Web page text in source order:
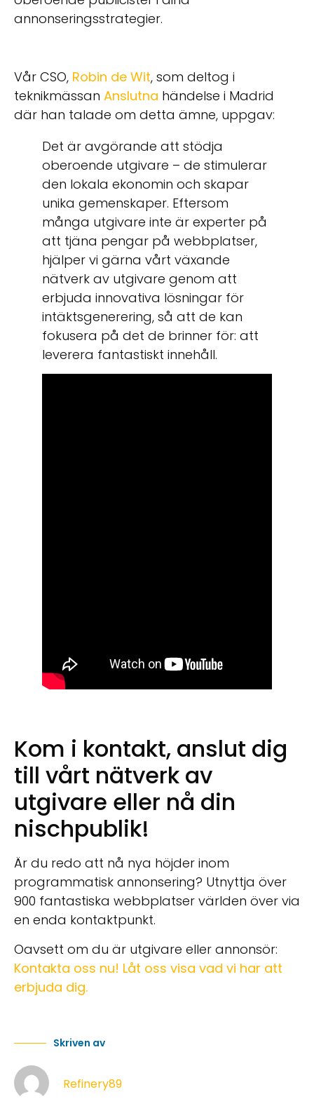
annonseringsstrategier.
Vår CSO, Robin de Wit, som deltog i
teknikmässan Anslutna händelse i Madrid
där han talade om detta ämne, uppgav:
Det är avgörande att stödja
oberoende utgivare – de stimulerar
den lokala ekonomin och skapar
unika gemenskaper. Eftersom
många utgivare inte är experter på
att tjäna pengar på webbplatser,
hjälper vi gärna vårt växande
nätverk av utgivare genom att
erbjuda innovativa lösningar för
intäktsgenerering, så att de kan
fokusera på det de brinner för: att
leverera fantastiskt innehåll.
Kom i kontakt, anslut dig
till vårt nätverk av
utgivare eller nå din
nischpublik!
Är du redo att nå nya höjder inom
programmatisk annonsering? Utnyttja över
900 fantastiska webbplatser världen över via
en enda kontaktpunkt.
Oavsett om du är utgivare eller annonsör:
Kontakta oss nu! Låt oss visa vad vi har att
erbjuda dig.
Skriven av
Refinery89